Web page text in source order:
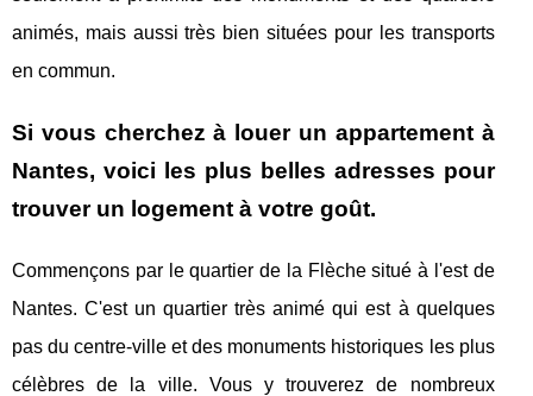
animés, mais aussi très bien situées pour les transports
en commun.
Si vous cherchez à louer un appartement à
Nantes, voici les plus belles adresses pour
trouver un logement à votre goût.
Commençons par le quartier de la Flèche situé à l'est de
Nantes. C'est un quartier très animé qui est à quelques
pas du centre-ville et des monuments historiques les plus
célèbres de la ville. Vous y trouverez de nombreux